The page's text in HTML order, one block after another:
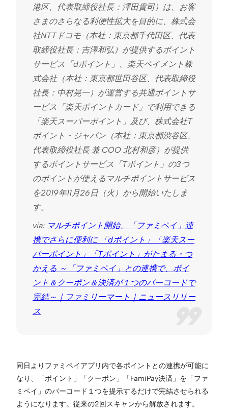
港区、代表取締役社長：澤田貴司）は、お客
さまのさらなる利便性拡大を目的に、株式会
社NTTドコモ（本社：東京都千代田区、代表
取締役社長：吉澤和弘）が提供するポイント
サービス「dポイント」、楽天ペイメント株
式会社（本社：東京都世田谷区、代表取締役
社長：中村晃一）が運営する共通ポイントサ
ービス「楽天ポイントカード」で利用できる
「楽天スーパーポイント」及び、株式会社T
ポイント・ジャパン（本社：東京都渋谷区、
代表取締役社長 兼 COO 北村和彦）が提供
するポイントサービス「Tポイント」の3つ
のポイントが使えるマルチポイントサービス
を2019年11月26日（火）から開始いたしま
す。
via: マルチポイント開始、「ファミペイ」連
携でさらに便利に 「dポイント」「楽天スー
パーポイント」「Tポイント」がたまる・つ
かえる ～「ファミペイ」との連携で、ポイ
ント＆クーポン＆決済が１つのバーコードで
完結～｜ファミリーマート｜ニュースリリー
ス
同日よりファミペイアプリ内で各ポイントとの連携が可能に
なり、「ポイント」「クーポン」「FamiPay決済」を「ファ
ミペイ」のバーコード１つを提示するだけで完結させられる
ようになります。従来の2回スキャンから解放されます。